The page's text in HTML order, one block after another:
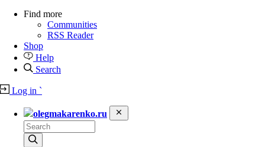
Find more
Communities
RSS Reader
Shop
Help
Search
Log in `
olegmakarenko.ru